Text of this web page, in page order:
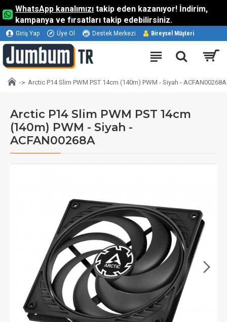
WhatsApp kanalımızı takip eden kazanıyor! İndirim,
kampanya ve fırsatları takip edebilirsiniz.
Giriş Yap Üye Ol Destek Merkezi Bireysel Müşteri
Arctic P14 Slim PWM PST 14cm (140m) PWM - Siyah - ACFAN00268A
Arctic P14 Slim PWM PST 14cm
(140m) PWM - Siyah -
ACFAN00268A